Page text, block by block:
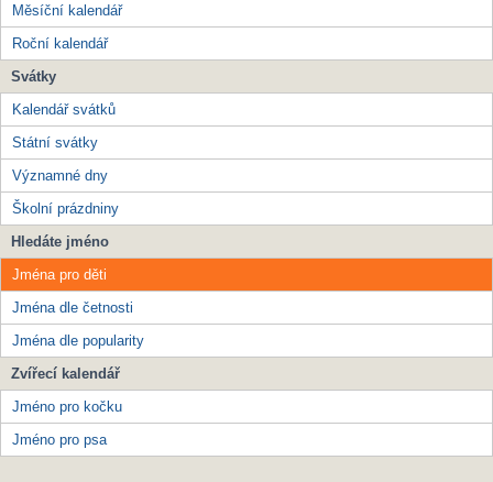
Měsíční kalendář
Roční kalendář
Svátky
Kalendář svátků
Státní svátky
Významné dny
Školní prázdniny
Hledáte jméno
Jména pro děti
Jména dle četnosti
Jména dle popularity
Zvířecí kalendář
Jméno pro kočku
Jméno pro psa